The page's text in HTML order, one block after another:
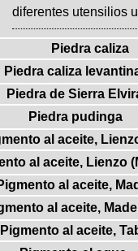
diferentes utensilios
Piedra caliza
Piedra caliza
Piedra de Sierra
Piedra pudinga
al aceite,
al aceite, Lienzo
al aceite,
al aceite,
Pigmento al aceite,